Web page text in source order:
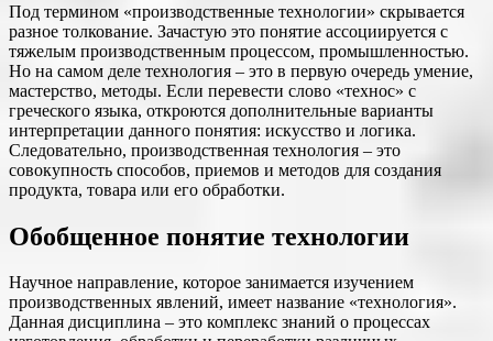
Под термином «производственные технологии» скрывается
разное толкование. Зачастую это понятие ассоциируется с
тяжелым производственным процессом, промышленностью.
Но на самом деле технология – это в первую очередь умение,
мастерство, методы. Если перевести слово «технос» с
греческого языка, откроются дополнительные варианты
интерпретации данного понятия: искусство и логика.
Следовательно, производственная технология – это
совокупность способов, приемов и методов для создания
продукта, товара или его обработки.
Обобщенное понятие технологии
Научное направление, которое занимается изучением
производственных явлений, имеет название «технология».
Данная дисциплина – это комплекс знаний о процессах